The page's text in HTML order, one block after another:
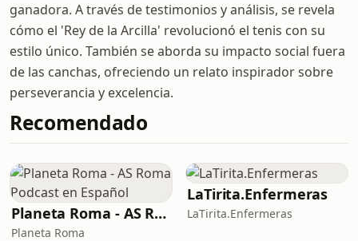
ganadora. A través de testimonios y análisis, se revela
cómo el 'Rey de la Arcilla' revolucionó el tenis con su
estilo único. También se aborda su impacto social fuera
de las canchas, ofreciendo un relato inspirador sobre
perseverancia y excelencia.
Recomendado
Planeta Roma - AS Roma Podcast en Español
Planeta Roma
LaTirita.Enfermeras
LaTirita.Enfermeras